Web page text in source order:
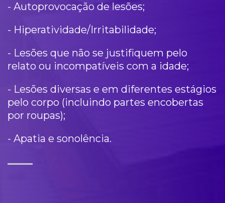
- Autoprovocação de lesões;
- Hiperatividade/Irritabilidade;
- Lesões que não se justifiquem pelo
relato ou incompatíveis com a idade;
- Lesões diversas e em diferentes estágios
pelo corpo (incluindo partes encobertas
por roupas);
- Apatia e sonolência.